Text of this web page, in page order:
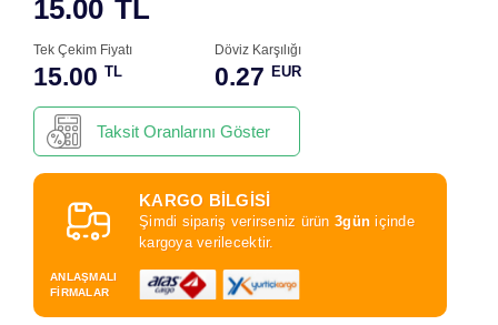
15.00 TL
Tek Çekim Fiyatı
15.00 TL
Döviz Karşılığı
0.27 EUR
Taksit Oranlarını Göster
KARGO BİLGİSİ
Şimdi sipariş verirseniz ürün 3gün içinde
kargoya verilecektir.
ANLAŞMALI
FİRMALAR